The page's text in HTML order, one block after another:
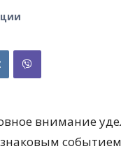
внимание